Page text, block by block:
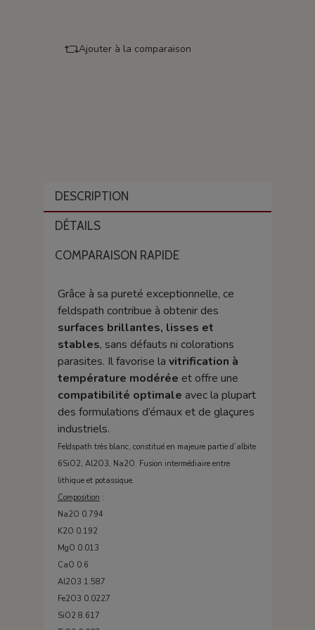
Ajouter à la comparaison
DESCRIPTION
DÉTAILS
COMPARAISON RAPIDE
Grâce à sa pureté exceptionnelle, ce
feldspath contribue à obtenir des
surfaces brillantes, lisses et
stables, sans défauts ni colorations
parasites. Il favorise la vitrification à
température modérée et offre une
compatibilité optimale avec la plupart
des formulations d’émaux et de glaçures
industriels.
Feldspath très blanc, constitué en majeure partie d’albite
6SiO2, Al2O3, Na2O. Fusion intermédiaire entre
lithique et potassique.
Composition :
Na2O 0.794
K2O 0.192
MgO 0.013
CaO 0.6
Al2O3 1.587
Fe2O3 0.0227
SiO2 8.617